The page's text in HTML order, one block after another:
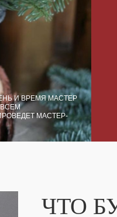
И ВРЕМЯ МАСТЕР
ВСЕМ
МАСТЕР-
ЧТО